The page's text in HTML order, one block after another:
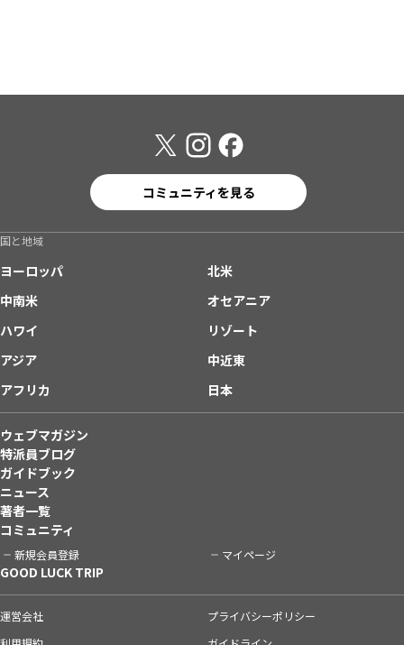
コミュニティを見る
国と地域
ヨーロッパ
北米
中南米
オセアニア
ハワイ
リゾート
アジア
中近東
アフリカ
日本
ウェブマガジン
特派員ブログ
ガイドブック
ニュース
著者一覧
コミュニティ
新規会員登録 マイページ
GOOD LUCK TRIP
運営会社
プライバシーポリシー